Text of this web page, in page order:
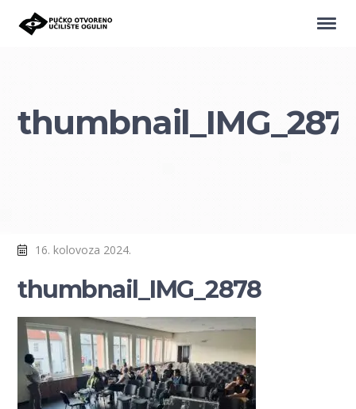
16. kolovoza 2024.
thumbnail_IMG_2878